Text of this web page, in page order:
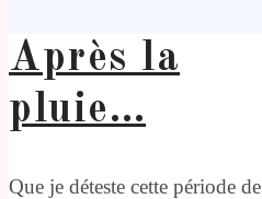
Après la
pluie…
Que je déteste cette période de